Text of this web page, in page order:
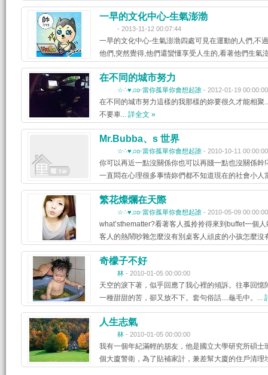
一早的文化中心-生氣澎渤
- 2013-11-12 00:07:44
一早的文化中心-生氣澎渤四處可見在運動的人們,不
他們,突然覺得,他們還蠻懂享受人生的,看著他們生氣
在不同的城市努力
☆∴♥♫o‧當你孤單你會想起誰 - 2012-01-19 00:00:00
在不同的城市努力這樣的我那樣的妳要很久才能相
不要車... 詳全文 »
Mr.Bubba、s 世界
☆∴♥♫o‧當你孤單你會想起誰 - 2010-10-11 00:00:00
你可以再近一點沒關係你也可以再賤一點也沒關係
一直悶在心理很多事情妳們都不知道現在的社會小
繁花燦爛在天際
☆∴♥♫o‧當你孤單你會想起誰 - 2010-05-09 00:00:00
what’sthematter?看著客人孤拎拎得來到buffet一個
客人的熱鬧吵雜怎麼沒有別桌客人頑皮的小孩怎麼沒
奇檬子不好
林 - 2010-01-05 00:00:00
天空的淚下著，似乎回應了我心裡的傾訴。往事回
一種甜甜的苦，卻又放不下。套句俗話....龜毛中。 ...
人生志氣
林 - 2010-01-05 00:00:00
我有一個年紀滿輕的朋友，他是國立大學研究所碩
個大廈警衛，為了貼補家計，兼差幫大廈的住戶清